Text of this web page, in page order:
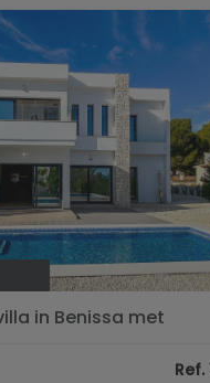
in Benissa met
Ref.